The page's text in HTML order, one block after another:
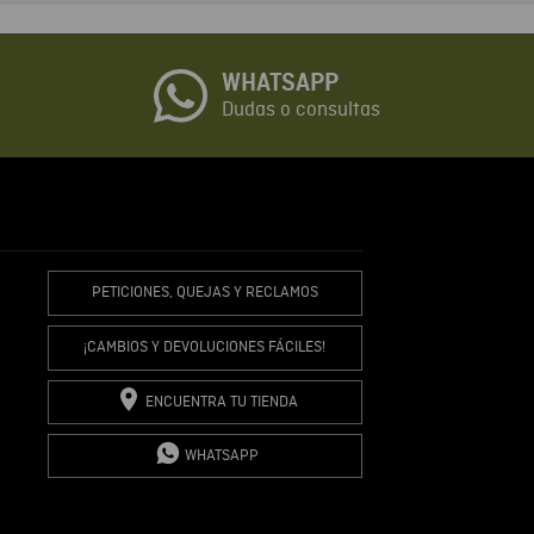
COMENTARIO
WHATSAPP
Dudas o consultas
PETICIONES, QUEJAS Y RECLAMOS
¡CAMBIOS Y DEVOLUCIONES FÁCILES!
ENCUENTRA TU TIENDA
WHATSAPP